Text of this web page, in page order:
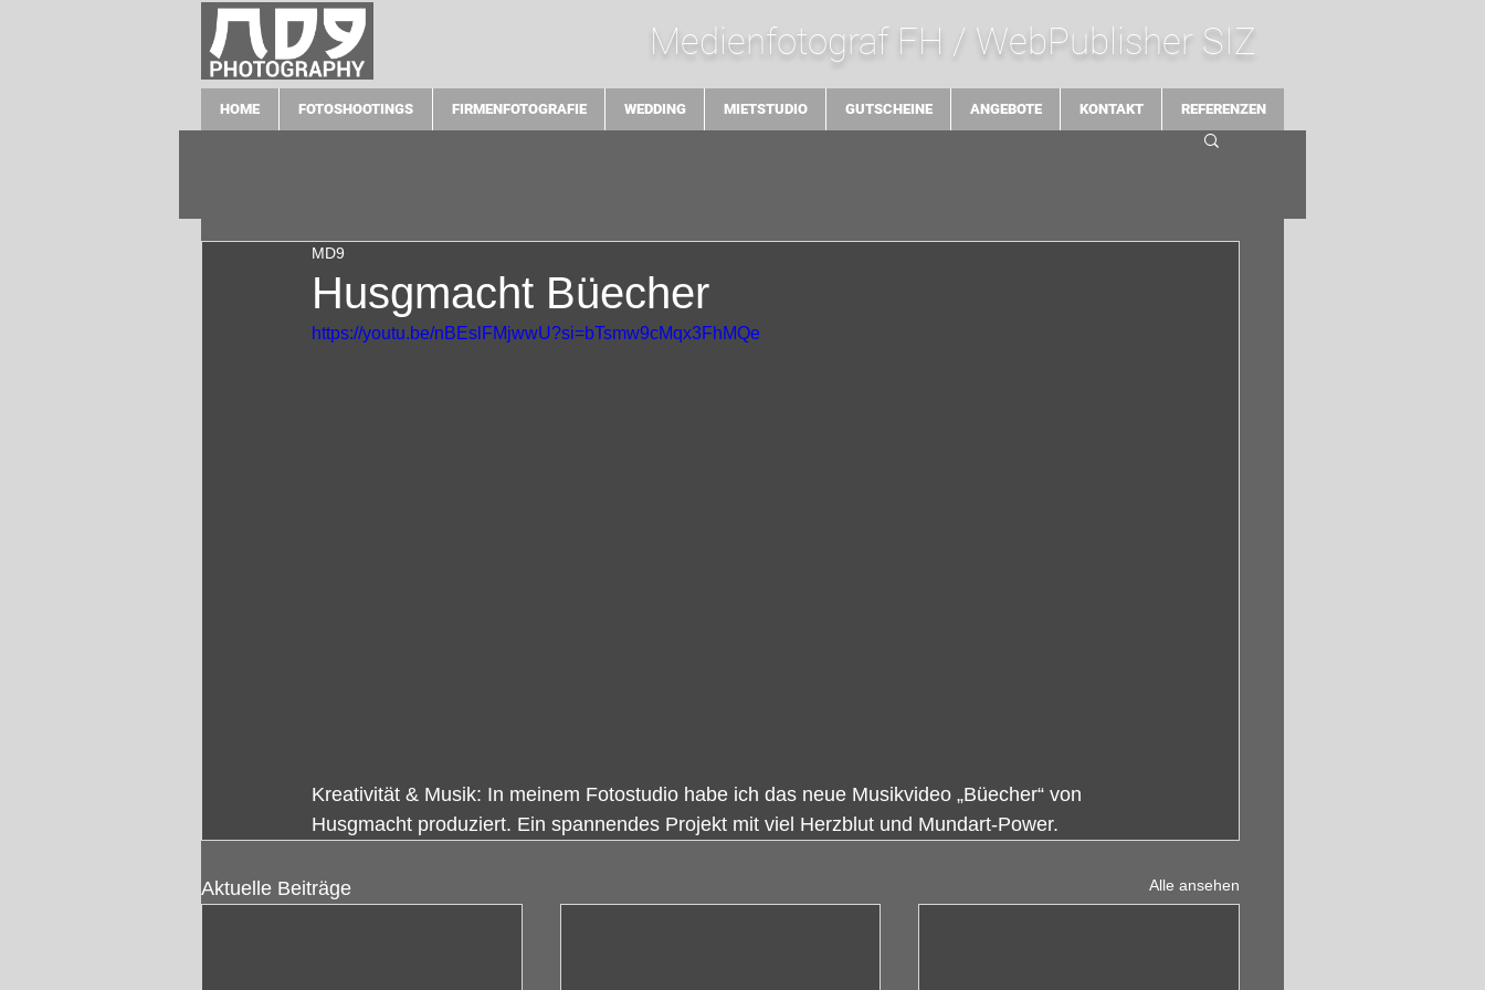
Medienfotograf FH / WebPublisher SIZ
HOME FOTOSHOOTINGS FIRMENFOTOGRAFIE WEDDING MIETSTUDIO GUTSCHEINE ANGEBOTE KONTAKT REFERENZEN
Husgmacht Büecher
MD9
https://youtu.be/nBEslFMjwwU?si=bTsmw9cMqx3FhMQe
Kreativität & Musik: In meinem Fotostudio habe ich das neue Musikvideo „Büecher“ von
Husgmacht produziert. Ein spannendes Projekt mit viel Herzblut und Mundart-Power.
Aktuelle Beiträge Alle ansehen